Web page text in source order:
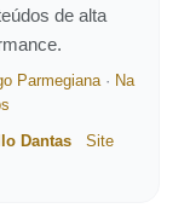
de alta
Parmegiana· Na
Dantas
Site